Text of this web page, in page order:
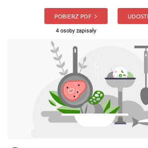
POBIERZ PDF
4 osoby zapisały